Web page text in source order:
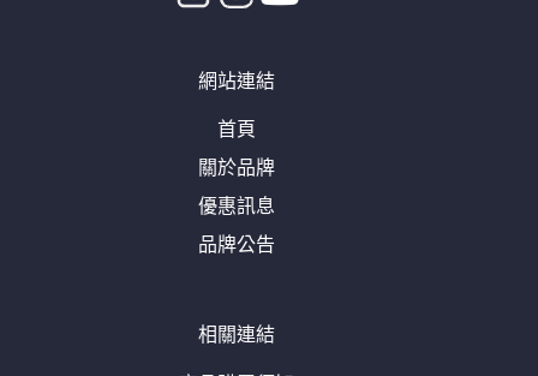
網站連結
首頁
關於品牌
優惠訊息
品牌公告
相關連結